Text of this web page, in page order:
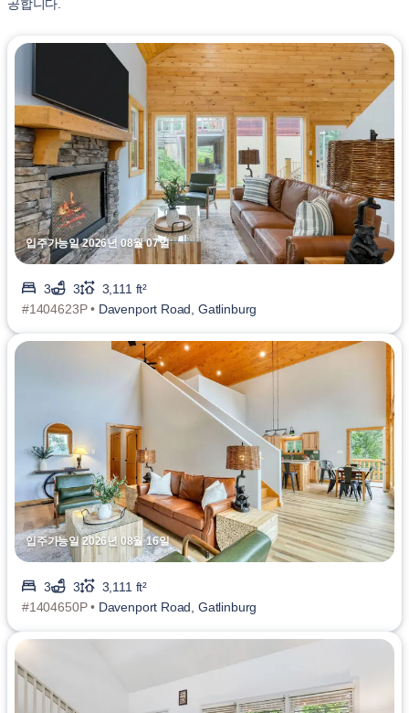
공합니다.
입주가능일 2026년 08월 07일
3 3
3,111 ft²
#1404623P • Davenport Road, Gatlinburg
입주가능일 2026년 08월 16일
3 3
3,111 ft²
#1404650P • Davenport Road, Gatlinburg